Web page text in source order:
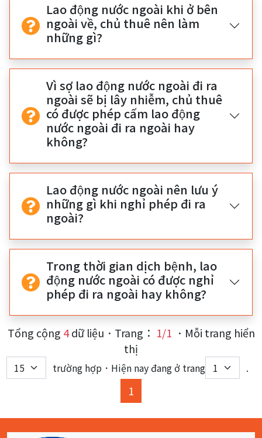
Lao động nước ngoài khi ở bên
ngoài về, chủ thuê nên làm
những gì?
Vì sợ lao động nước ngoài đi ra
ngoài sẽ bị lây nhiễm, chủ thuê
có được phép cấm lao động
nước ngoài đi ra ngoài hay
không?
Lao động nước ngoài nên lưu ý
những gì khi nghỉ phép đi ra
ngoài?
Trong thời gian dịch bệnh, lao
động nước ngoài có được nghỉ
phép đi ra ngoài hay không?
Tổng cộng 4dữ liệu．Trang： 1/1 ．Mỗi trang hiển
thị
trường hợp．Hiện nay đang ở trang .
1